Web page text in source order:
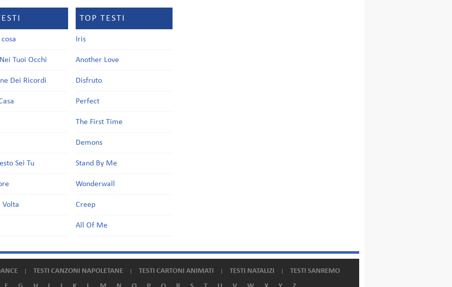
Tuoi Occhi
Dei Ricordi
Sei Tu
Volta
TOP TESTI
Iris
Another Love
Disfruto
Perfect
The First Time
Demons
Stand By Me
Wonderwall
Creep
All Of Me
TESTI CANZONI NAPOLETANE TESTI CARTONI ANIMATI TESTI NATALIZI
TESTI SANREMO